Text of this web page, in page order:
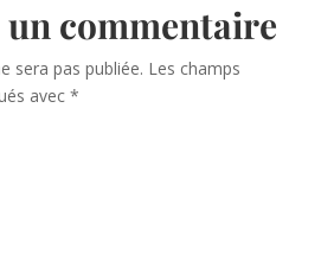
commentaire
sera pas publiée. Les champs
avec*